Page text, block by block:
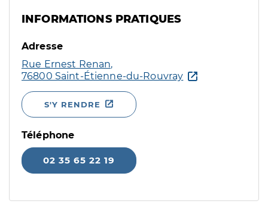
INFORMATIONS PRATIQUES
Adresse
Rue Ernest Renan,
76800 Saint-Étienne-du-Rouvray
S'Y RENDRE
Téléphone
02 35 65 22 19